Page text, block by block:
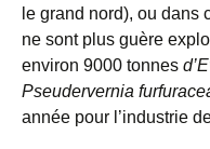
le grand nord), ou dans
ne sont plus guère
environ 9000 tonnes
Pseudervernia
année pour l’industrie